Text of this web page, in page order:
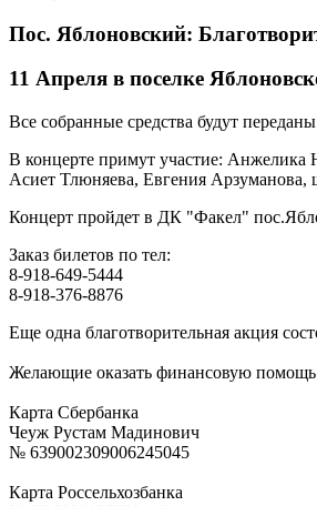
Пос. Яблоновский:
11 Апреля в поселке
Все собранные средства будут
В концерте примут участие:
Асиет Тлюняева, Евгения
Концерт пройдет в ДК "Факел"
Заказ билетов по тел:
8-918-649-5444
8-918-376-8876
Еще одна благотворительная акция
Желающие оказать финансовую помощь
Карта Сбербанка
Чеуж Рустам Мадинович
№ 639002309006245045
Карта Россельхозбанка